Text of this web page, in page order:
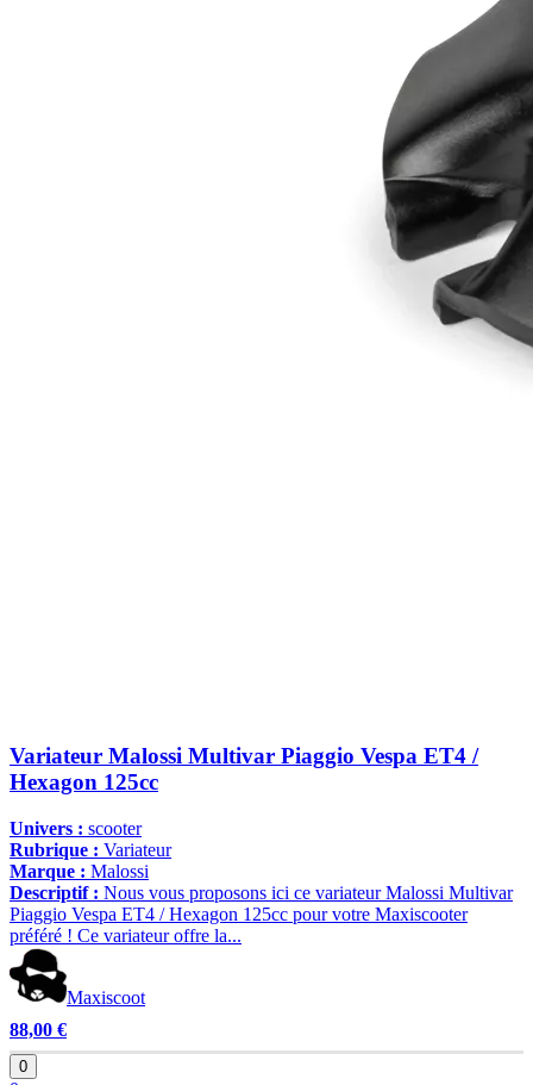
Variateur Malossi Multivar Piaggio Vespa ET4 /
Hexagon 125cc
Univers : scooter
Rubrique : Variateur
Marque : Malossi
Descriptif : Nous vous proposons ici ce variateur Malossi Multivar
Piaggio Vespa ET4 / Hexagon 125cc pour votre Maxiscooter
préféré ! Ce variateur offre la...
Maxiscoot
88,00 €
0